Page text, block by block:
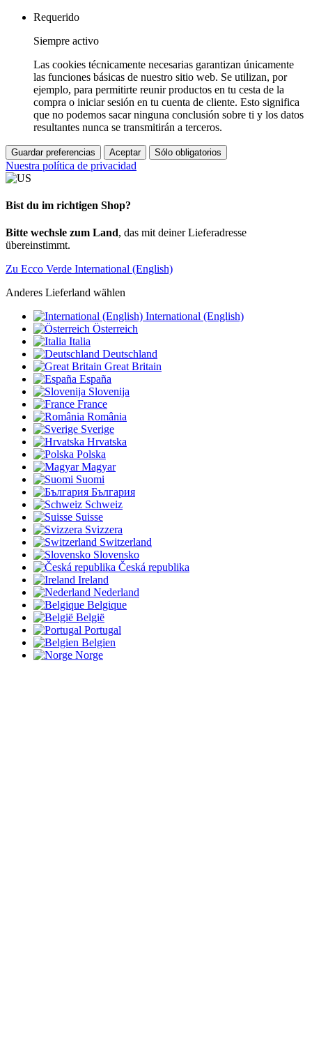
Requerido
Siempre activo
Las cookies técnicamente necesarias garantizan únicamente
las funciones básicas de nuestro sitio web. Se utilizan, por
ejemplo, para permitirte reunir productos en tu cesta de la
compra o iniciar sesión en tu cuenta de cliente. Esto significa
que no podemos sacar ninguna conclusión sobre ti y los datos
resultantes nunca se transmitirán a terceros.
Guardar preferencias Aceptar Sólo obligatorios
Nuestra política de privacidad
Bist du im richtigen Shop?
Bitte wechsle zum Land, das mit deiner Lieferadresse
übereinstimmt.
Zu Ecco Verde International (English)
Anderes Lieferland wählen
International (English)
Österreich
Italia
Deutschland
Great Britain
España
Slovenija
France
România
Sverige
Hrvatska
Polska
Magyar
Suomi
България
Schweiz
Suisse
Svizzera
Switzerland
Slovensko
Česká republika
Ireland
Nederland
Belgique
België
Portugal
Belgien
Norge